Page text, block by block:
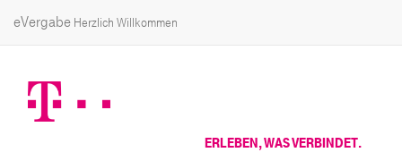
eVergabe Herzlich Willkommen
ERLEBEN, WAS VERBINDET.